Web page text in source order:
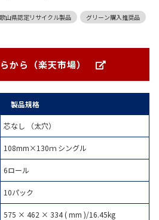
山県認定リサイクル製品
グリーン購入推奨品
から（楽天市場）
製品規格
芯なし （太穴）
108mm×130ｍ シングル
6ロール
10パック
575 × 462 × 334 ( mm )/16.45kg